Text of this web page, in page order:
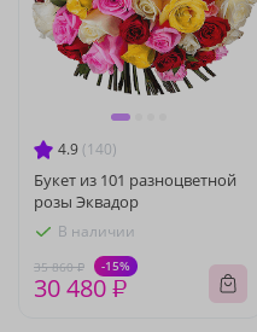
4.9 (140)
Букет из 101 разноцветной
розы Эквадор
В наличии
35 860 ₽ -15%
30 480 ₽